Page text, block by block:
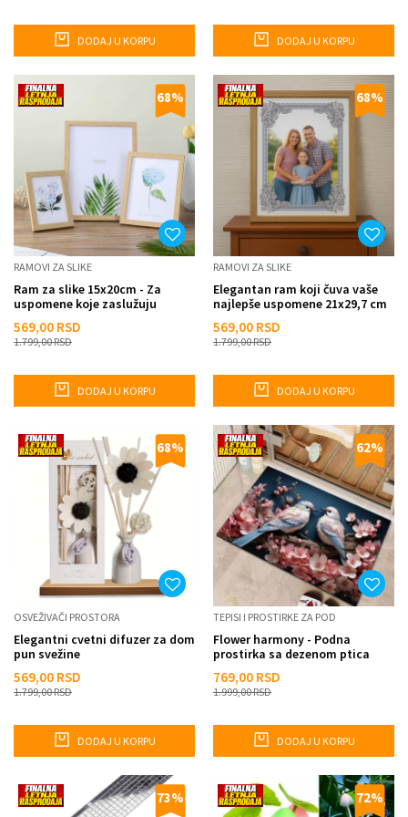
DODAJ U KORPU DODAJ U KORPU
68%
RAMOVI ZA SLIKE
Ram za slike 15x20cm - Za
uspomene koje zaslužuju
569,00 RSD
1.799,00RSD
DODAJ U KORPU
68%
RAMOVI ZA SLIKE
Elegantan ram koji čuva vaše
najlepše uspomene 21x29,7 cm
569,00 RSD
1.799,00RSD
DODAJ U KORPU
68%
OSVEŽIVAČI PROSTORA
Elegantni cvetni difuzer za dom
pun svežine
569,00 RSD
1.799,00RSD
DODAJ U KORPU
62%
TEPISI I PROSTIRKE ZA POD
Flower harmony - Podna
prostirka sa dezenom ptica
769,00 RSD
1.999,00RSD
DODAJ U KORPU
73% 72%